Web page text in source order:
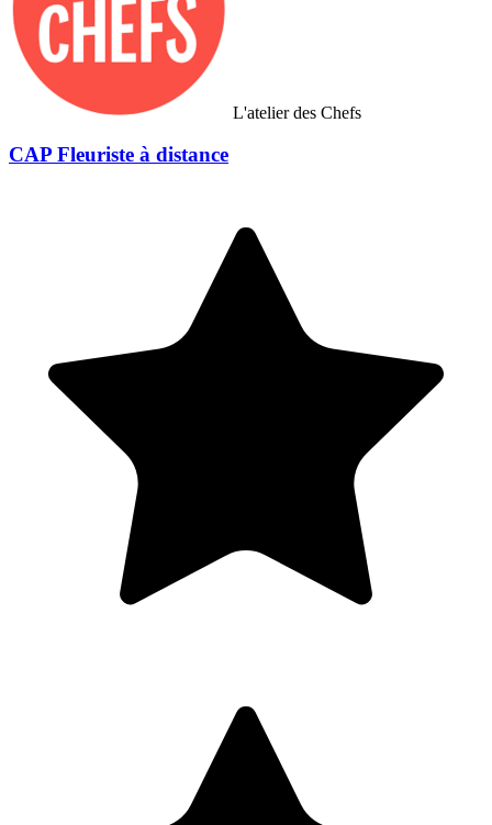
L'atelier des Chefs
CAP Fleuriste à distance